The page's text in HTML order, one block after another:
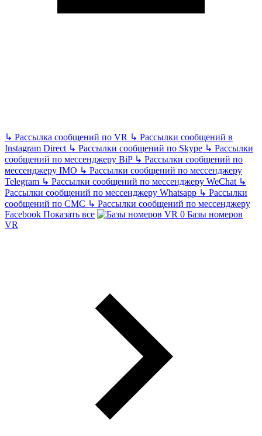
↳ Рассылка сообщений по VR ↳ Рассылки сообщений в
Instagram Direct ↳ Рассылки сообщений по Skype ↳ Рассылки
сообщений по мессенджеру BiP ↳ Рассылки сообщений по
мессенджеру IMO ↳ Рассылки сообщений по мессенджеру
Telegram ↳ Рассылки сообщений по мессенджеру WeChat ↳
Рассылки сообщений по мессенджеру Whatsapp ↳ Рассылки
сообщений по СМС ↳ Рассылки сообщений по мессенджеру
Facebook Показать все
Базы номеров
VR